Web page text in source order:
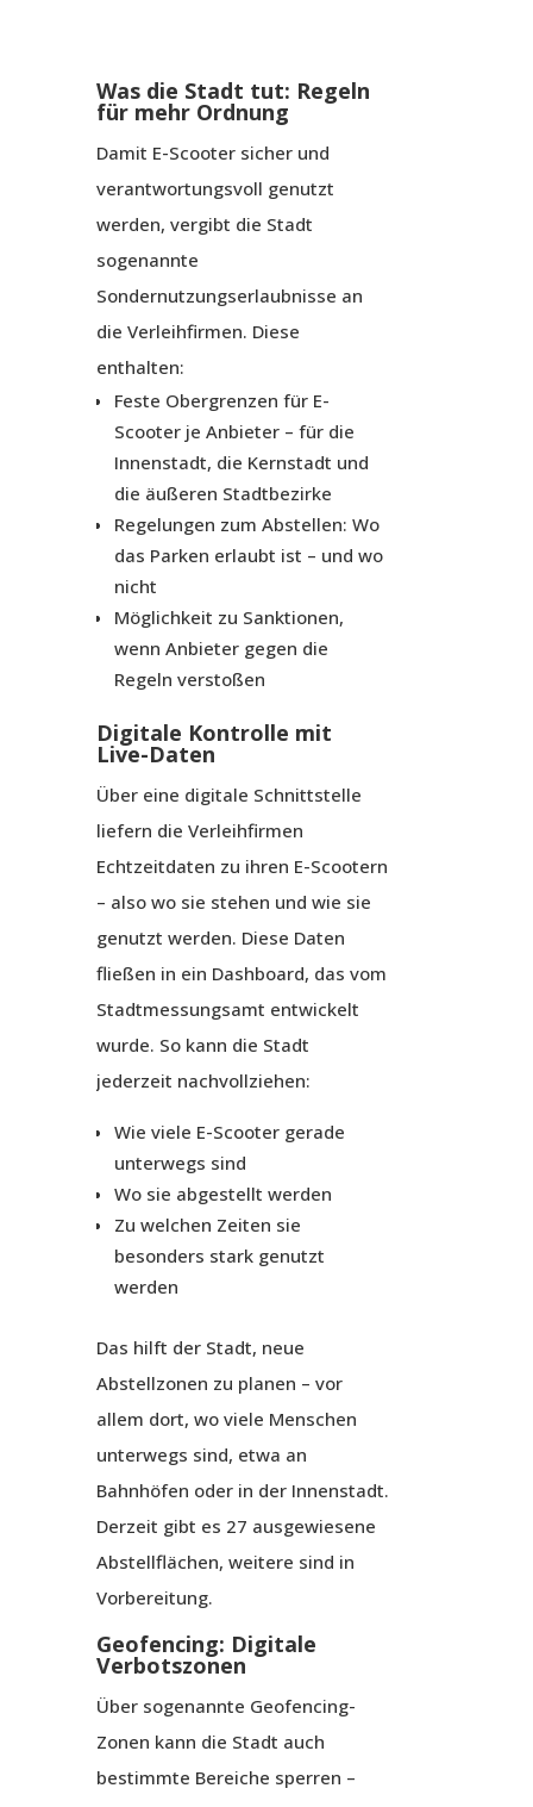
Was die Stadt tut: Regeln
für mehr Ordnung
Damit E-Scooter sicher und
verantwortungsvoll genutzt
werden, vergibt die Stadt
sogenannte
Sondernutzungserlaubnisse an
die Verleihfirmen. Diese
enthalten:
Feste Obergrenzen für E-
Scooter je Anbieter – für die
Innenstadt, die Kernstadt und
die äußeren Stadtbezirke
Regelungen zum Abstellen: Wo
das Parken erlaubt ist – und wo
nicht
Möglichkeit zu Sanktionen,
wenn Anbieter gegen die
Regeln verstoßen
Digitale Kontrolle mit
Live-Daten
Über eine digitale Schnittstelle
liefern die Verleihfirmen
Echtzeitdaten zu ihren E-Scootern
– also wo sie stehen und wie sie
genutzt werden. Diese Daten
fließen in ein Dashboard, das vom
Stadtmessungsamt entwickelt
wurde. So kann die Stadt
jederzeit nachvollziehen:
Wie viele E-Scooter gerade
unterwegs sind
Wo sie abgestellt werden
Zu welchen Zeiten sie
besonders stark genutzt
werden
Das hilft der Stadt, neue
Abstellzonen zu planen – vor
allem dort, wo viele Menschen
unterwegs sind, etwa an
Bahnhöfen oder in der Innenstadt.
Derzeit gibt es 27 ausgewiesene
Abstellflächen, weitere sind in
Vorbereitung.
Geofencing: Digitale
Verbotszonen
Über sogenannte Geofencing-
Zonen kann die Stadt auch
bestimmte Bereiche sperren –